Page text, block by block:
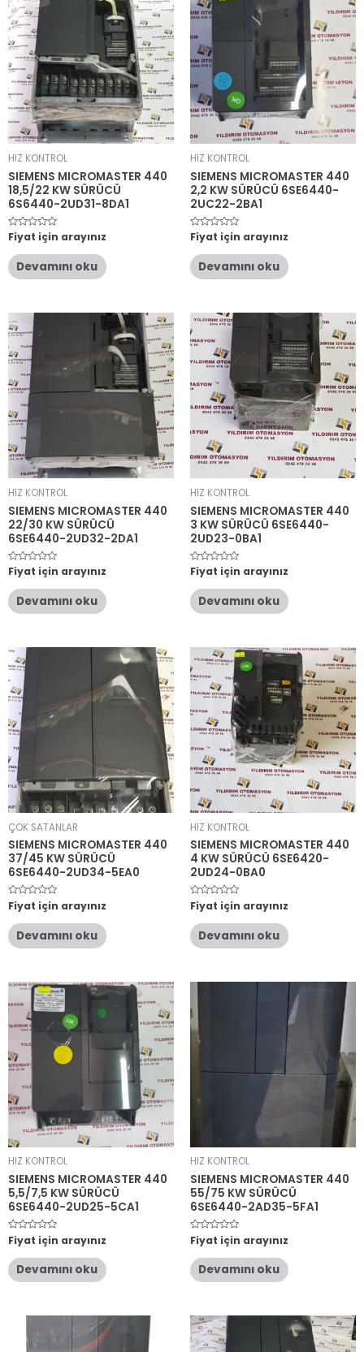
HIZ KONTROL
SIEMENS MICROMASTER 440
18,5/22 KW SÜRÜCÜ
6S6440-2UD31-8DA1
5
üzerinden
oy
aldı
Fiyat için arayınız
Devamını oku
HIZ KONTROL
SIEMENS MICROMASTER 440
2,2 KW SÜRÜCÜ 6SE6440-
2UC22-2BA1
5
üzerinden
oy
aldı
Fiyat için arayınız
Devamını oku
HIZ KONTROL
SIEMENS MICROMASTER 440
22/30 KW SÜRÜCÜ
6SE6440-2UD32-2DA1
5
üzerinden
oy
aldı
Fiyat için arayınız
Devamını oku
HIZ KONTROL
SIEMENS MICROMASTER 440
3 KW SÜRÜCÜ 6SE6440-
2UD23-0BA1
5
üzerinden
oy
aldı
Fiyat için arayınız
Devamını oku
ÇOK SATANLAR
SIEMENS MICROMASTER 440
37/45 KW SÜRÜCÜ
6SE6440-2UD34-5EA0
5
üzerinden
oy
aldı
Fiyat için arayınız
Devamını oku
HIZ KONTROL
SIEMENS MICROMASTER 440
4 KW SÜRÜCÜ 6SE6420-
2UD24-0BA0
5
üzerinden
oy
aldı
Fiyat için arayınız
Devamını oku
HIZ KONTROL
SIEMENS MICROMASTER 440
5,5/7,5 KW SÜRÜCÜ
6SE6440-2UD25-5CA1
5
üzerinden
oy
aldı
Fiyat için arayınız
Devamını oku
HIZ KONTROL
SIEMENS MICROMASTER 440
55/75 KW SÜRÜCÜ
6SE6440-2AD35-5FA1
5
üzerinden
oy
aldı
Fiyat için arayınız
Devamını oku